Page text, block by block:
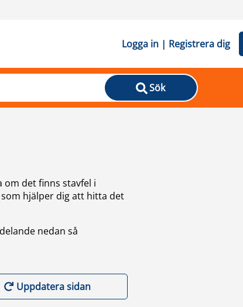
Logga in | Registrera dig
Sök
det finns stavfel i
hjälper dig att hitta det
nedan så
Uppdatera sidan